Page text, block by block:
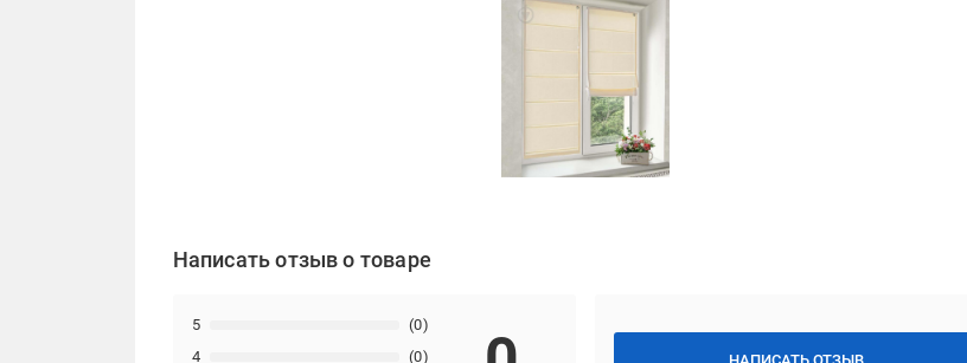
Написать отзыв о товаре
4 (0)
5 (0)